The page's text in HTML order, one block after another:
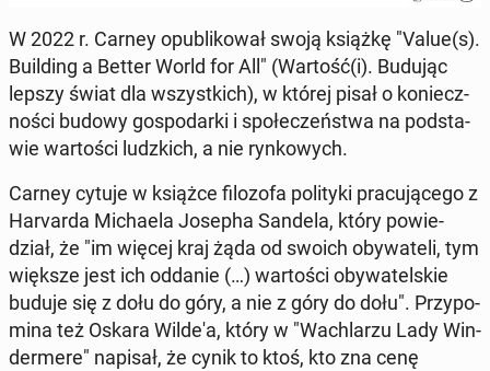
W 2022 r. Carney opu­bli­ko­wał swoją książkę "Value(s).
Bu­il­ding a Better World for All" (Wartość(i). Budując
lepszy świat dla wszyst­kich), w której pisał o ko­niecz­
no­ści budowy go­spo­dar­ki i spo­łe­czeń­stwa na pod­sta­
wie war­to­ści ludz­kich, a nie ryn­ko­wych.
Carney cytuje w książce fi­lo­zo­fa po­li­ty­ki pra­cu­ją­ce­go z
Ha­rvar­da Mi­cha­ela Josepha Sandela, który po­wie­
dział, że "im więcej kraj żąda od swoich oby­wa­te­li, tym
większe jest ich oddanie (…) war­to­ści oby­wa­tel­skie
buduje się z dołu do góry, a nie z góry do dołu". Przy­po­
mi­na też Oskara Wilde'a, który w "Wa­chla­rzu Lady Win­
der­me­re" napisał, że cynik to ktoś, kto zna cenę